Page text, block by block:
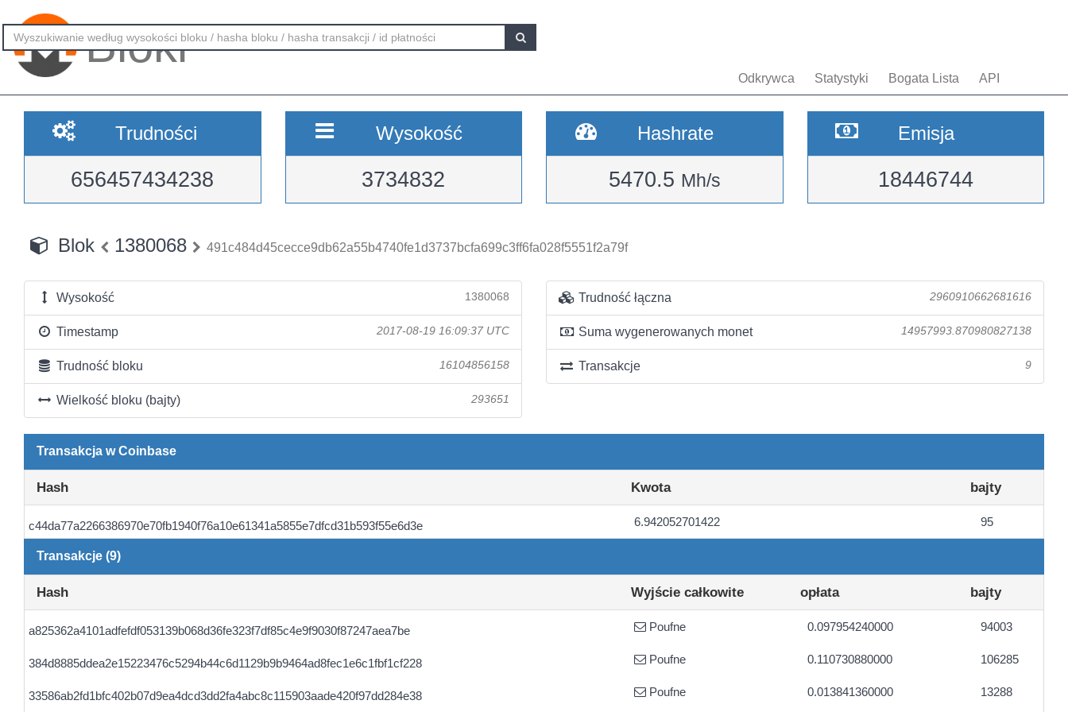
Bloki
Odkrywca Statystyki Bogata Lista API
Trudności
656457434238
Wysokość
3734832
Hashrate
5470.5 Mh/s
Emisja
18446744
Blok 1380068 491c484d45cecce9db62a55b4740fe1d3737bcfa699c3ff6fa028f5551f2a79f
Wysokość 1380068
Timestamp 2017-08-19 16:09:37 UTC
Trudność bloku 16104856158
Wielkość bloku (bajty) 293651
Trudność łączna 2960910662681616
Suma wygenerowanych monet 14957993.870980827138
Transakcje 9
Transakcja w Coinbase
Hash Kwota bajty
c44da77a2266386970e70fb1940f76a10e61341a5855e7dfcd31b593f55e6d3e 6.942052701422 95
Transakcje (9)
Hash Wyjście całkowite opłata bajty
a825362a4101adfefdf053139b068d36fe323f7df85c4e9f9030f87247aea7be Poufne 0.097954240000 94003
384d8885ddea2e15223476c5294b44c6d1129b9b9464ad8fec1e6c1fbf1cf228 Poufne 0.110730880000 106285
33586ab2fd1bfc402b07d9ea4dcd3dd2fa4abc8c115903aade420f97dd284e38 Poufne 0.013841360000 13288